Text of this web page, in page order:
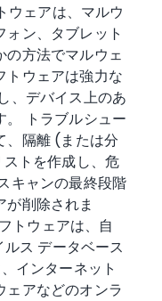
ェアは、マルウ
ン、タブレット
の方法でマルウェ
トウェアは強力な
、デバイス上のあ
。 トラブルシュー
、隔離 (または分
トを作成し、危
キャンの最終段階
が削除されま
トウェアは、自
ス データベース
インターネット
ェアなどのオンラ